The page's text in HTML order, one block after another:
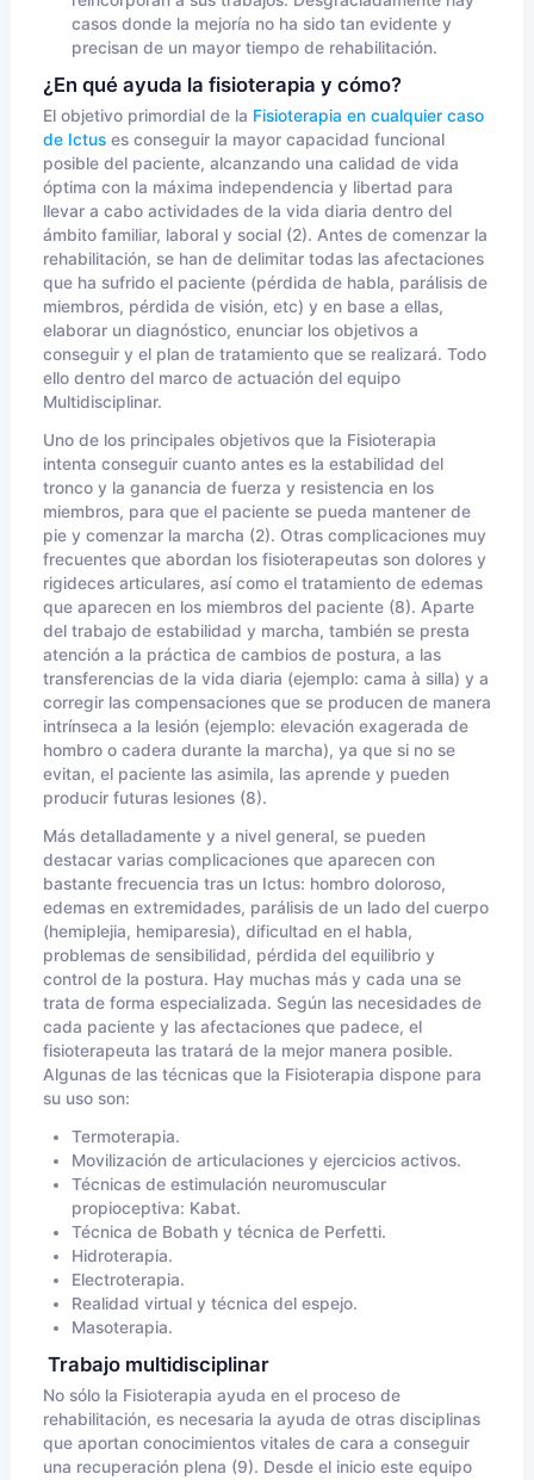
casos donde la mejoría no ha sido tan evidente y
precisan de un mayor tiempo de rehabilitación.
¿En qué ayuda la fisioterapia y cómo?
El objetivo primordial de la Fisioterapia en cualquier caso
de Ictus es conseguir la mayor capacidad funcional
posible del paciente, alcanzando una calidad de vida
óptima con la máxima independencia y libertad para
llevar a cabo actividades de la vida diaria dentro del
ámbito familiar, laboral y social (2). Antes de comenzar la
rehabilitación, se han de delimitar todas las afectaciones
que ha sufrido el paciente (pérdida de habla, parálisis de
miembros, pérdida de visión, etc) y en base a ellas,
elaborar un diagnóstico, enunciar los objetivos a
conseguir y el plan de tratamiento que se realizará. Todo
ello dentro del marco de actuación del equipo
Multidisciplinar.
Uno de los principales objetivos que la Fisioterapia
intenta conseguir cuanto antes es la estabilidad del
tronco y la ganancia de fuerza y resistencia en los
miembros, para que el paciente se pueda mantener de
pie y comenzar la marcha (2). Otras complicaciones muy
frecuentes que abordan los fisioterapeutas son dolores y
rigideces articulares, así como el tratamiento de edemas
que aparecen en los miembros del paciente (8). Aparte
del trabajo de estabilidad y marcha, también se presta
atención a la práctica de cambios de postura, a las
transferencias de la vida diaria (ejemplo: cama à silla) y a
corregir las compensaciones que se producen de manera
intrínseca a la lesión (ejemplo: elevación exagerada de
hombro o cadera durante la marcha), ya que si no se
evitan, el paciente las asimila, las aprende y pueden
producir futuras lesiones (8).
Más detalladamente y a nivel general, se pueden
destacar varias complicaciones que aparecen con
bastante frecuencia tras un Ictus: hombro doloroso,
edemas en extremidades, parálisis de un lado del cuerpo
(hemiplejia, hemiparesia), dificultad en el habla,
problemas de sensibilidad, pérdida del equilibrio y
control de la postura. Hay muchas más y cada una se
trata de forma especializada. Según las necesidades de
cada paciente y las afectaciones que padece, el
fisioterapeuta las tratará de la mejor manera posible.
Algunas de las técnicas que la Fisioterapia dispone para
su uso son:
Termoterapia.
Movilización de articulaciones y ejercicios activos.
Técnicas de estimulación neuromuscular
propioceptiva: Kabat.
Técnica de Bobath y técnica de Perfetti.
Hidroterapia.
Electroterapia.
Realidad virtual y técnica del espejo.
Masoterapia.
Trabajo multidisciplinar
No sólo la Fisioterapia ayuda en el proceso de
rehabilitación, es necesaria la ayuda de otras disciplinas
que aportan conocimientos vitales de cara a conseguir
una recuperación plena (9). Desde el inicio este equipo